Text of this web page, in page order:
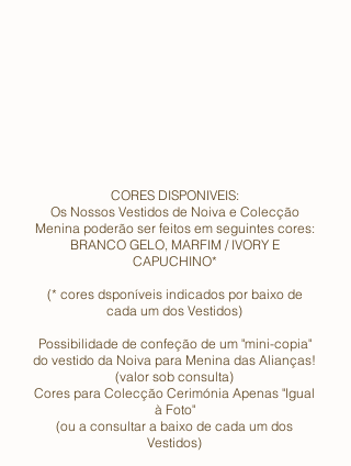
CORES DISPONIVEIS:
Os Nossos Vestidos de Noiva e Colecção
Menina poderão ser feitos em seguintes cores:
BRANCO GELO, MARFIM / IVORY E
CAPUCHINO*
(* cores dsponíveis indicados por baixo de
cada um dos Vestidos)
Possibilidade de confeção de um "mini-copia"
do vestido da Noiva para Menina das Alianças!
(valor sob consulta)
Cores para Colecção Cerimónia Apenas "Igual
à Foto"
(ou a consultar a baixo de cada um dos
Vestidos)